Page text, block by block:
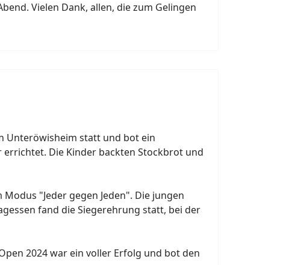
Vielen Dank, allen, die zum Gelingen
Unteröwisheim statt und bot ein
errichtet. Die Kinder backten Stockbrot und
"Jeder gegen Jeden". Die jungen
fand die Siegerehrung statt, bei der
2024 war ein voller Erfolg und bot den